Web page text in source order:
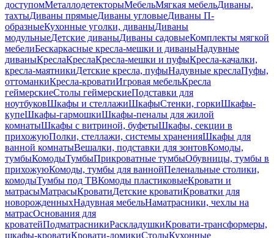
доступомМеталлодетекторыМебельМягкая мебельДиваны,
тахтыДиваны прямыеДиваны угловыеДиваны П-
образныеКухонные уголки, диваныДиваны
модульныеДетские диваныДиваны садовыеКомплекты мягкой
мебелиБескаркасные кресла-мешки и диваныНадувные
диваныКреслаКреслаКресла-мешки и пуфыКресла-качалки,
кресла-маятникиДетские кресла, пуфыНадувные креслаПуфы,
оттоманкиКресла-кроватиИгровая мебельКресла
геймерскиеСтолы геймерскиеПодставки для
ноутбуковШкафы и стеллажиШкафыСтенки, горкиШкафы-
купеШкафы-гармошкиШкафы-пеналы для жилой
комнатыШкафы с витриной, буфетыШкафы, секции в
прихожуюПолки, стеллажи, системы храненияШкафы для
ванной комнатыВешалки, подставки для зонтовКомоды,
тумбыКомодыТумбыПрикроватные тумбыОбувницы, тумбы в
прихожуюКомоды, тумбы для ваннойПеленальные столики,
комодыТумбы под ТВКомоды пластиковыеКровати и
матрасыМатрасыКроватиДетские кроватиКроватки для
новорожденныхНадувная мебельНаматрасники, чехлы на
матрасОснования для
кроватейПодматрасникиРаскладушкиКровати-трансформеры,
шкафы-кроватиКровати-домикиСтолыКухонные